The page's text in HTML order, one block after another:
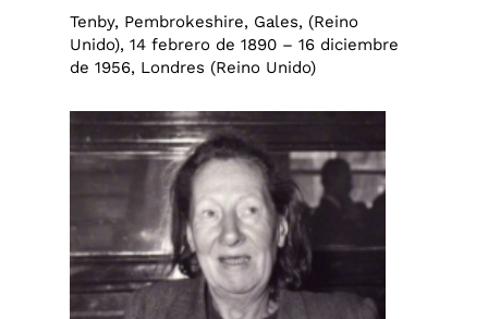
Tenby, Pembrokeshire, Gales, (Reino
Unido), 14 febrero de 1890 – 16 diciembre
de 1956, Londres (Reino Unido)